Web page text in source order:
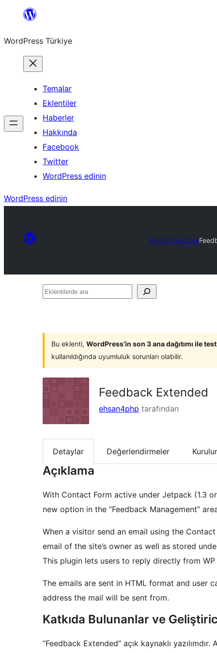
İçeriğe
WordPress Türkiye
Temalar
Eklentiler
Haberler
Hakkında
Facebook
Twitter
WordPress edinin
WordPress edinin
Plugin Directory
Eklentilerde
Bu eklenti, WordPress’in son 3 ana dağıtımı ile
kullanıldığında uyumluluk sorunları olabilir.
Feedback Extended
ehsan4php tarafından
Detaylar Değerlendirmeler
Açıklama
With Contact Form active under Jetpack (1.3
new option in the “Feedback Management”
When a visitor send an email using the
email of the site’s owner as well as stored
This plugin lets users to reply directly from
The emails are sent in HTML format and user
address the mail will be sent from.
Katkıda Bulunanlar ve
“Feedback Extended” açık kaynaklı